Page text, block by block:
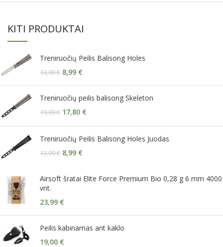
KITI PRODUKTAI
Treniruočių Peilis Balisong Holes
13,99€ 8,99 €
Treniruočių peilis balisong Skeleton
19,99€ 17,80 €
Treniruočių Peilis Balisong Holes Juodas
13,99€ 8,99 €
Airsoft šratai Elite Force Premium Bio 0,28 g 6 mm 4000
vnt.
23,99 €
Peilis kabinamas ant kaklo
19,00 €